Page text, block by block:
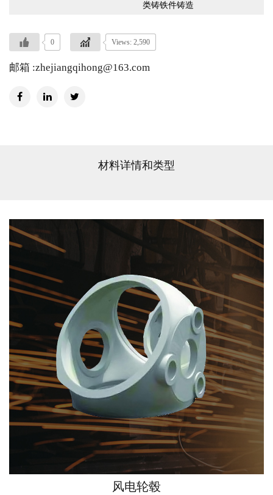
类铸铁件铸造
0 Views: 2,590
邮箱 :zhejiangqihong@163.com
材料详情和类型
风电轮毂